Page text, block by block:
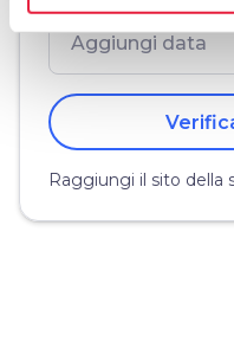
Arrivo
Raggiungi il sito della